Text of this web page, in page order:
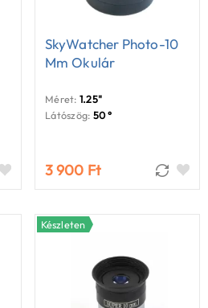
SkyWatcher Photo-10
Mm Okulár
Méret: 1.25"
Látószög: 50 °
3 900 Ft
Készleten